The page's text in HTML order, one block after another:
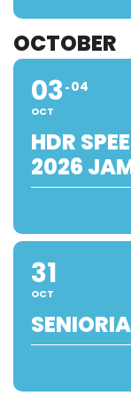
OCTOBER
03
OCT
04
HDR
2026
31
OCT